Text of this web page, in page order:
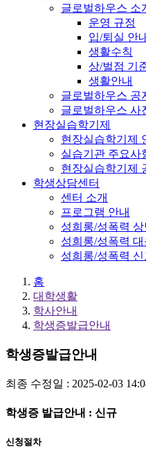
글로벌하우스 소
운영 규정
입/퇴실 안
생활수칙
상/벌점 기
생활안내
글로벌하우스 공
글로벌하우스 사
현장실습학기제
현장실습학기제
실습기관 주요사
현장실습학기제
학생상담센터
센터 소개
프로그램 안내
성희롱/성폭력
성희롱/성폭력 대
성희롱/성폭력
홈
대학생활
학사안내
학생증발급안내
학생증발급안내
최종 수정일 : 2025-02-03
학생증 발급안내 : 신규
신청절차